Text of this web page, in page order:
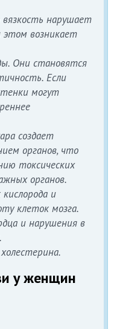
вязкость нарушает
этом возникает
Они становятся
Если
могут
создает
органов, что
токсических
органов.
и
клеток мозга.
и нарушения в
у женщин